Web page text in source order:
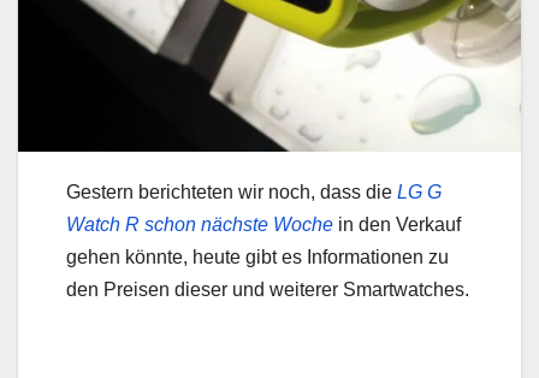
Gestern berichteten wir noch, dass die LG G
Watch R schon nächste Woche in den Verkauf
gehen könnte, heute gibt es Informationen zu
den Preisen dieser und weiterer Smartwatches.